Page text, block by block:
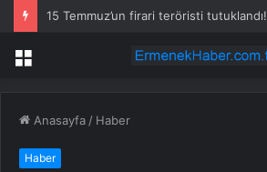
15 Temmuz’un firari teröristi tutuklandı!
Menü
Anasayfa / Haber
Haber